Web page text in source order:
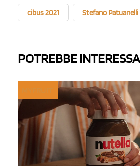
cibus 2021 Stefano Patuanelli
POTREBBE